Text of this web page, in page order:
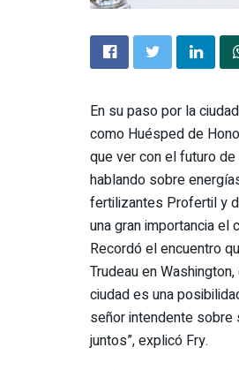
En su paso por la
como Huésped de
que ver con el futuro
hablando sobre
fertilizantes Profertil y
una gran importancia el
Recordó el encuentro
Trudeau en
ciudad es una
señor intendente sobre
juntos”, explicó Fry.